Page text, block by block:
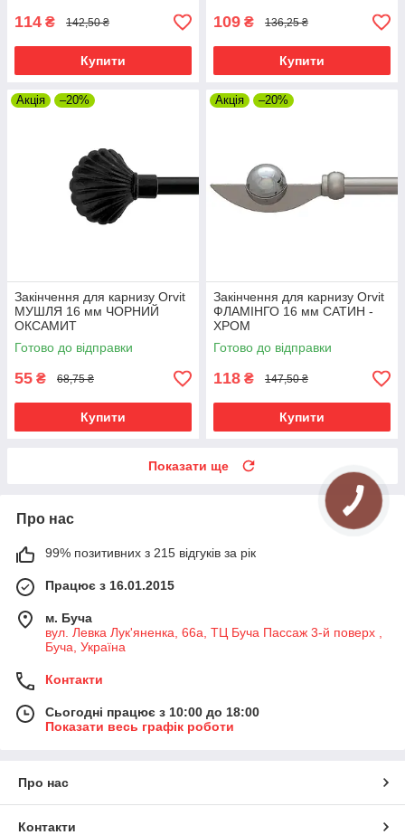
114 ₴ 142,50 ₴
Купити
109 ₴ 136,25 ₴
Купити
Акція –20%
Закінчення для карнизу Orvit
МУШЛЯ 16 мм ЧОРНИЙ
ОКСАМИТ
Готово до відправки
55 ₴ 68,75 ₴
Купити
Акція –20%
Закінчення для карнизу Orvit
ФЛАМІНГО 16 мм САТИН -
ХРОМ
Готово до відправки
118 ₴ 147,50 ₴
Купити
Показати ще
Про нас
99% позитивних з 215 відгуків за рік
Працює з 16.01.2015
м. Буча
вул. Левка Лук'яненка, 66а, ТЦ Буча Пассаж 3-й поверх ,
Буча, Україна
Контакти
Сьогодні працює з 10:00 до 18:00
Показати весь графік роботи
Про нас
Контакти